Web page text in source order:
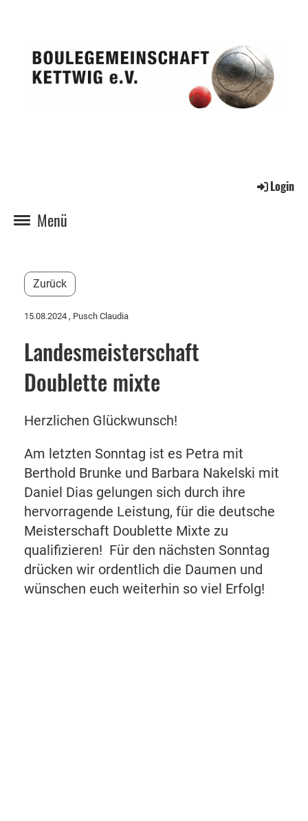
Login
Menü
Zurück
15.08.2024 , Pusch Claudia
Landesmeisterschaft
Doublette mixte
Herzlichen Glückwunsch!
Am letzten Sonntag ist es Petra mit
Berthold Brunke und Barbara Nakelski mit
Daniel Dias gelungen sich durch ihre
hervorragende Leistung, für die deutsche
Meisterschaft Doublette Mixte zu
qualifizieren! Für den nächsten Sonntag
drücken wir ordentlich die Daumen und
wünschen euch weiterhin so viel Erfolg!